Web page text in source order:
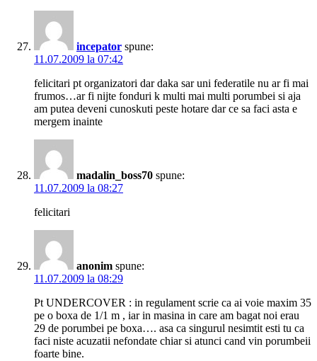
incepator spune:
11.07.2009 la 07:42
felicitari pt organizatori dar daka sar uni federatile nu ar fi mai
frumos…ar fi nijte fonduri k multi mai multi porumbei si aja
am putea deveni cunoskuti peste hotare dar ce sa faci asta e
mergem inainte
madalin_boss70 spune:
11.07.2009 la 08:27
felicitari
anonim spune:
11.07.2009 la 08:29
Pt UNDERCOVER : in regulament scrie ca ai voie maxim 35
pe o boxa de 1/1 m , iar in masina in care am bagat noi erau
29 de porumbei pe boxa…. asa ca singurul nesimtit esti tu ca
faci niste acuzatii nefondate chiar si atunci cand vin porumbeii
foarte bine.